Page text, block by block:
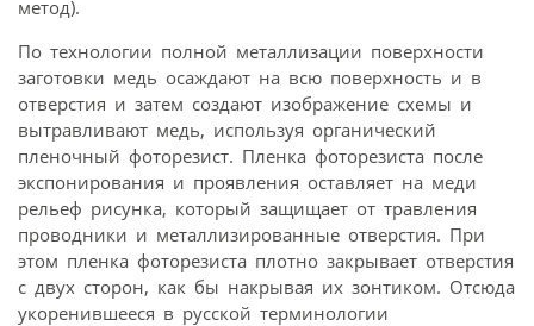
метод).
По технологии полной металлизации поверхности
заготовки медь осаждают на всю поверхность и в
отверстия и затем создают изображение схемы и
вытравливают медь, используя органический
пленочный фоторезист. Пленка фоторезиста после
экспонирования и проявления оставляет на меди
рельеф рисунка, который защищает от травления
проводники и металлизированные отверстия. При
этом пленка фоторезиста плотно закрывает отверстия
с двух сторон, как бы накрывая их зонтиком. Отсюда
укоренившееся в русской терминологии